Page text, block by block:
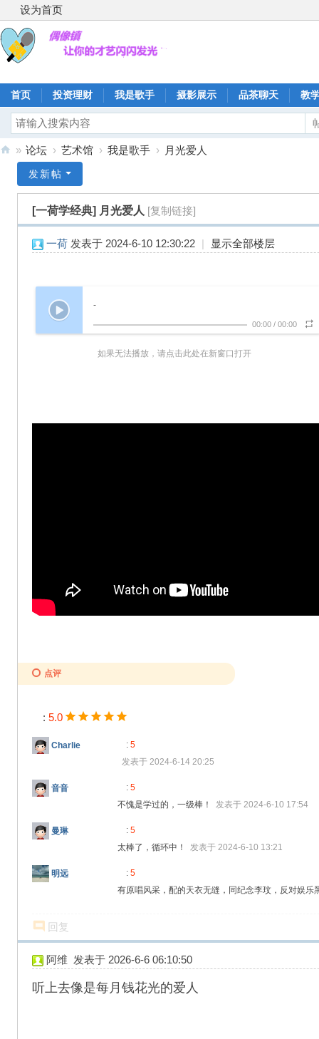
设为首页
首页 投资理财 我是歌手 摄影展示 品茶聊天 教
» 论坛 › 艺术馆 › 我是歌手 › 月光爱人
发新帖
[一荷学经典] 月光爱人 [复制链接]
一荷 发表于 2024-6-10 12:30:22 | 显示全部楼层
-
00:00 / 00:00
如果无法播放，请点击此处在新窗口打开
点评
: 5.0
Charlie : 5
发表于 2024-6-14 20:25
音音 : 5
不愧是学过的，一级棒！ 发表于 2024-6-10 17:54
曼琳 : 5
太棒了，循环中！ 发表于 2024-6-10 13:21
明远 : 5
有原唱风采，配的天衣无缝，同纪念李玟，反对娱
回复
阿维 发表于 2026-6-6 06:10:50
听上去像是每月钱花光的爱人